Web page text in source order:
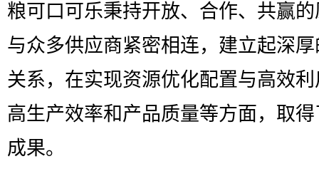
粮可口可乐秉持开放、合作、共赢
与众多供应商紧密相连，建立起深
关系，在实现资源优化配置与高效
高生产效率和产品质量等方面，取
成果。